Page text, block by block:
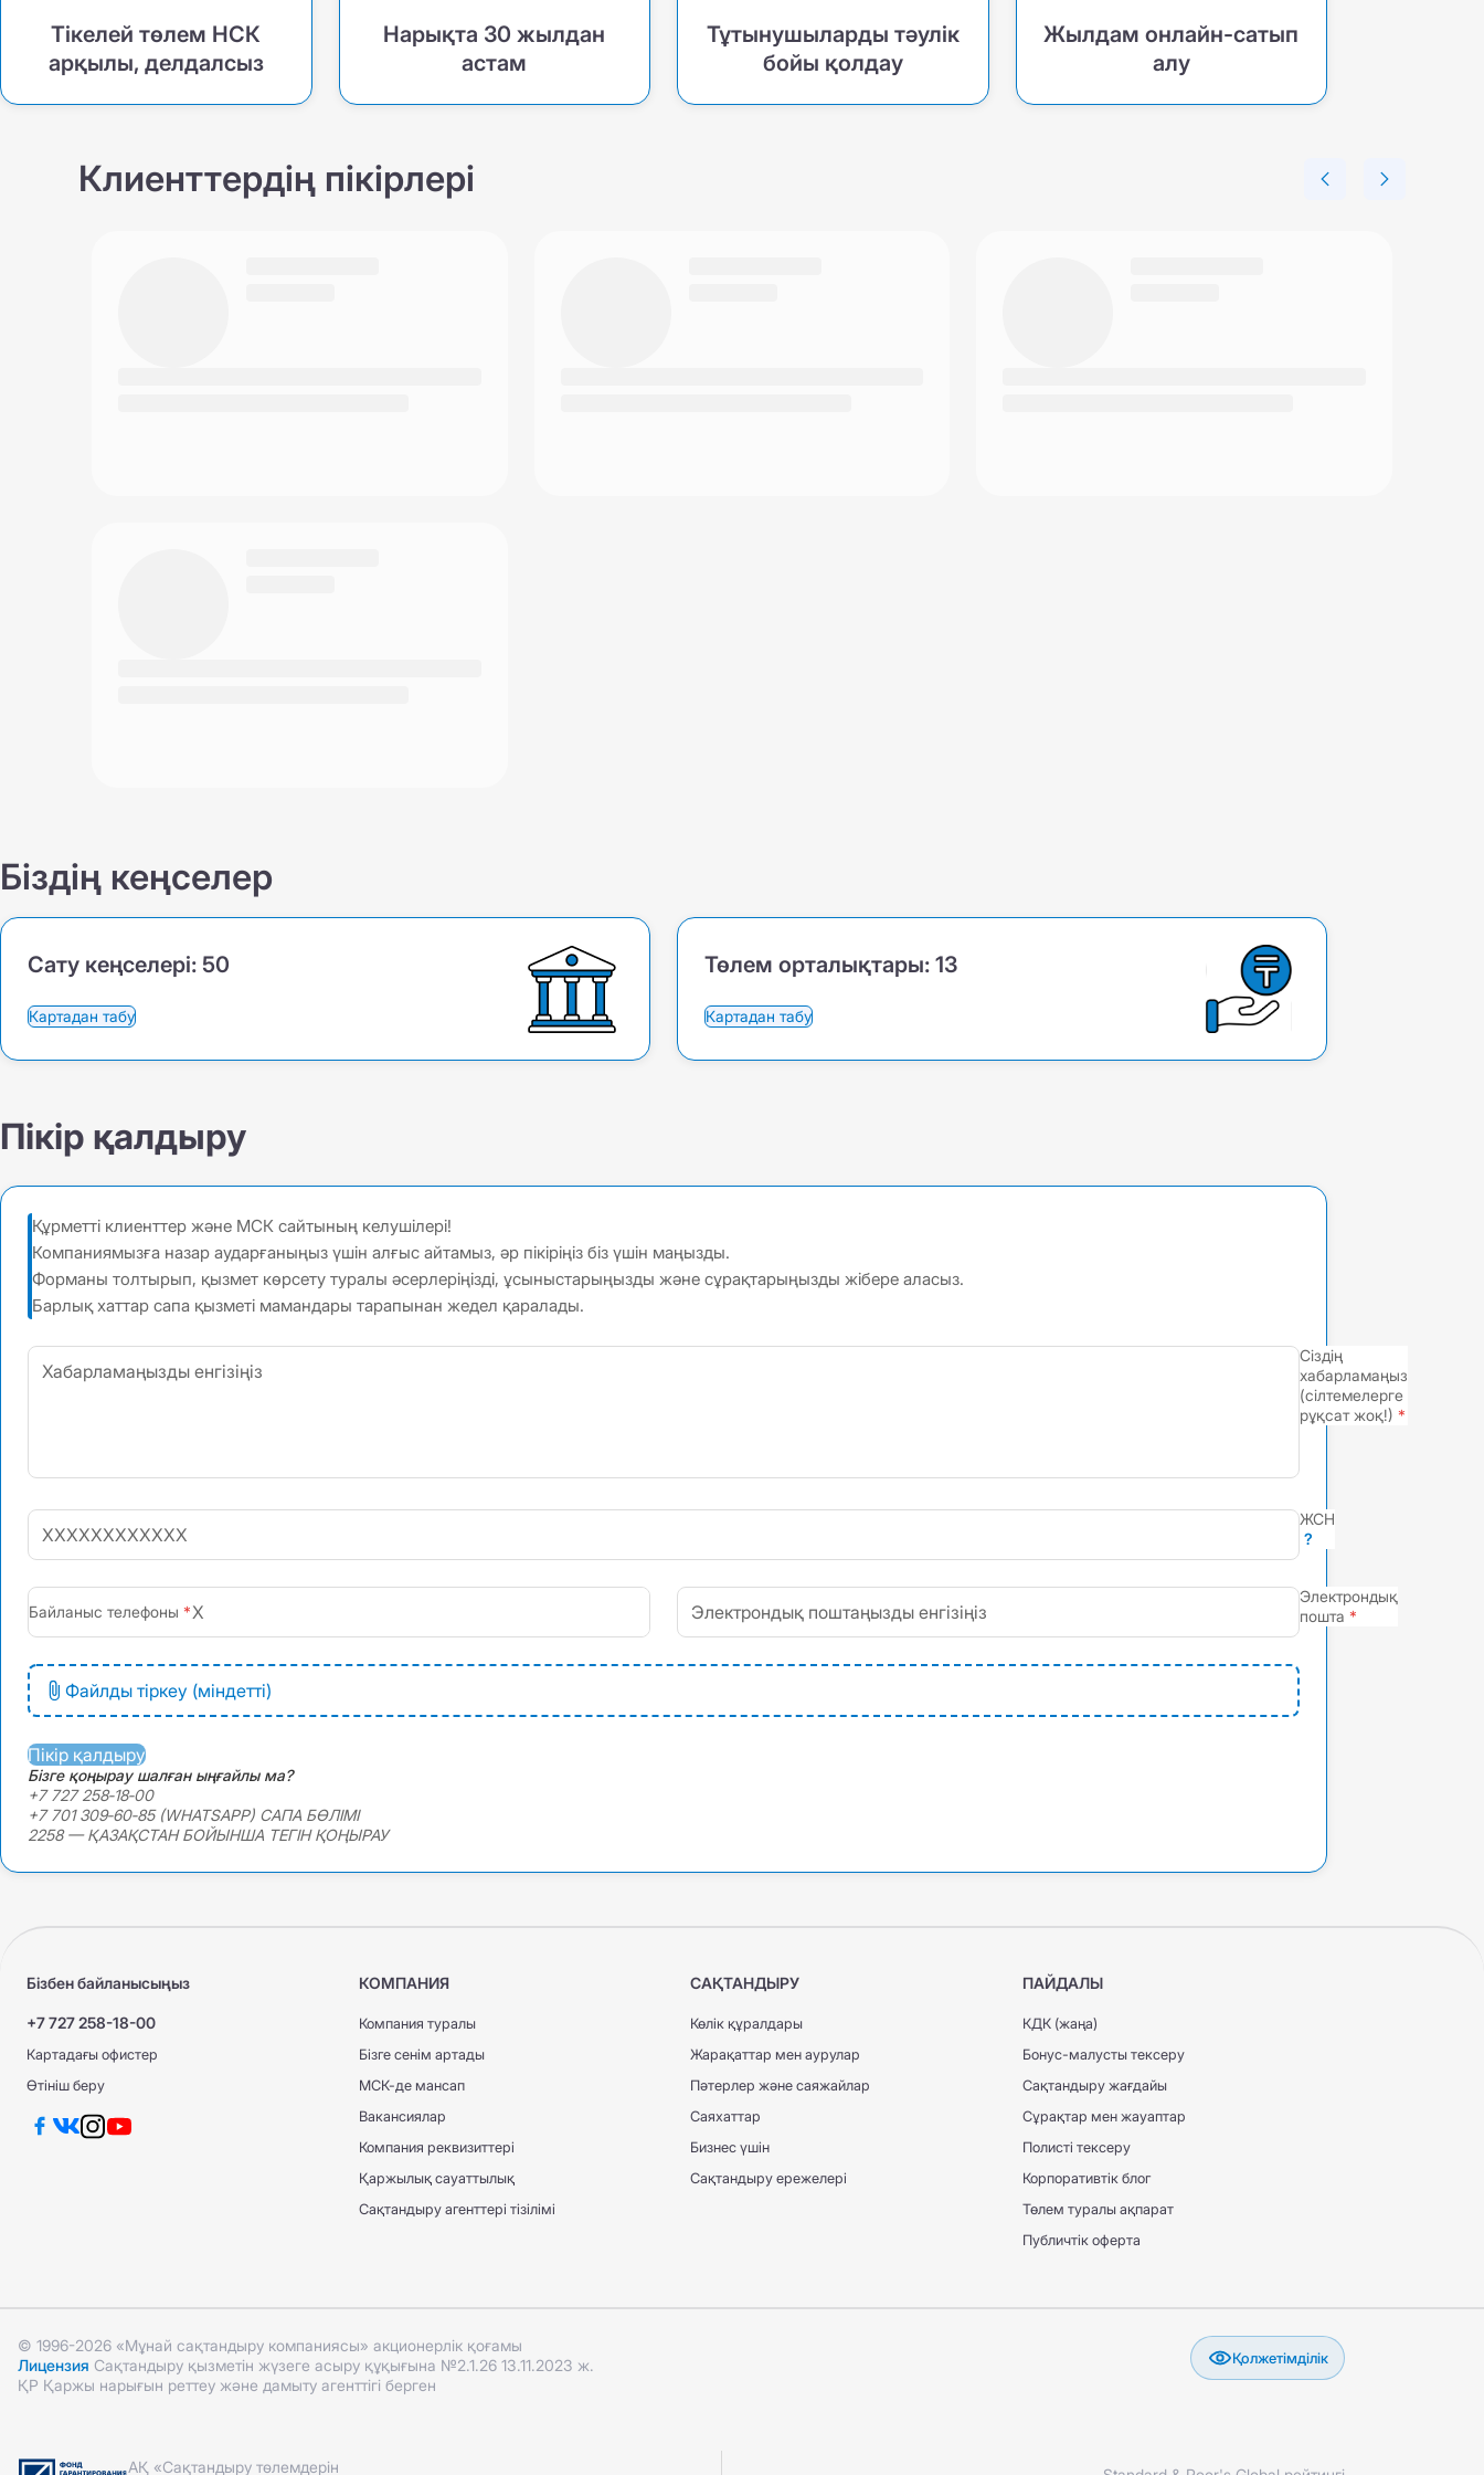
Тікелей төлем НСК
арқылы, делдалсыз
Нарықта 30 жылдан
астам
Тұтынушыларды тәулік
бойы қолдау
Жылдам онлайн-сатып
алу
Клиенттердің пікірлері
Біздің кеңселер
Сату кеңселері: 50
Картадан табу
Төлем орталықтары: 13
Картадан табу
Пікір қалдыру
Құрметті клиенттер және МСК сайтының келушілері!
Компаниямызға назар аударғаныңыз үшін алғыс айтамыз, әр пікіріңіз біз үшін маңызды.
Форманы толтырып, қызмет көрсету туралы әсерлеріңізді, ұсыныстарыңызды және сұрақтарыңызды жібере аласыз.
Барлық хаттар сапа қызметі мамандары тарапынан жедел қаралады.
Сіздің
хабарламаңыз
(сілтемелерге
рұқсат жоқ!)
ЖСН
?
+7
Байланыс телефоны
Электрондық
пошта
Файлды тіркеу (міндетті)
Пікір қалдыру
Бізге қоңырау шалған ыңғайлы ма?
+7 727 258‑18‑00
+7 701 309‑60‑85 (WHATSAPP) САПА БӨЛІМІ
2258 — ҚАЗАҚСТАН БОЙЫНША ТЕГІН ҚОҢЫРАУ
Бізбен байланысыңыз
+7 727 258-18-00
Картадағы офистер
Өтініш беру
КОМПАНИЯ
Компания туралы
Бізге сенім артады
МСК-де мансап
Вакансиялар
Компания реквизиттері
Қаржылық сауаттылық
Сақтандыру агенттері тізілімі
САҚТАНДЫРУ
Көлік құралдары
Жарақаттар мен аурулар
Пәтерлер және саяжайлар
Саяхаттар
Бизнес үшін
Сақтандыру ережелері
ПАЙДАЛЫ
КДК (жаңа)
Бонус-малусты тексеру
Сақтандыру жағдайы
Сұрақтар мен жауаптар
Полисті тексеру
Корпоративтік блог
Төлем туралы ақпарат
Публичтік оферта
© 1996-2026 «Мұнай сақтандыру компаниясы» акционерлік қоғамы
Лицензия Сақтандыру қызметін жүзеге асыру құқығына №2.1.26 13.11.2023 ж.
ҚР Қаржы нарығын реттеу және дамыту агенттігі берген
Қолжетімділік
АҚ «Сақтандыру төлемдерін